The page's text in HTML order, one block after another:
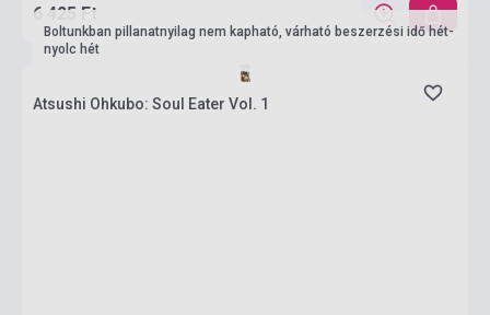
6 425 Ft
Boltunkban pillanatnyilag nem kapható, várható beszerzési idő hét-
nyolc hét
Atsushi Ohkubo: Soul Eater Vol. 1